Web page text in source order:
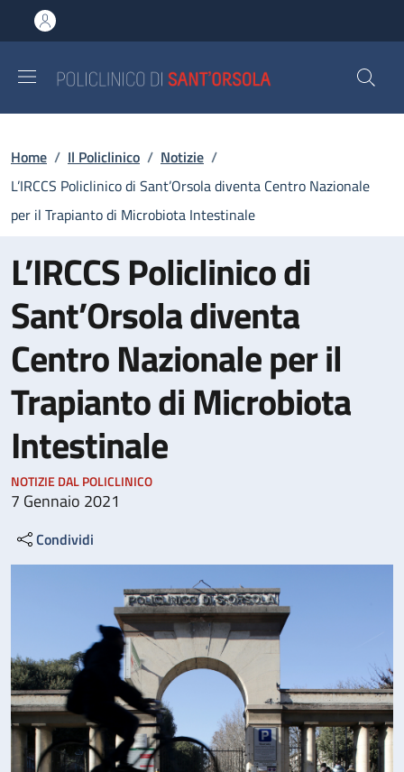
al contenuto principale
to footer content
Briciole di pane
Home / Il Policlinico / Notizie /
L’IRCCS Policlinico di Sant’Orsola diventa Centro Nazionale
per il Trapianto di Microbiota Intestinale
L’IRCCS Policlinico di
Sant’Orsola diventa
Centro Nazionale per il
Trapianto di Microbiota
Intestinale
NOTIZIE DAL POLICLINICO
7 Gennaio 2021
Condividi